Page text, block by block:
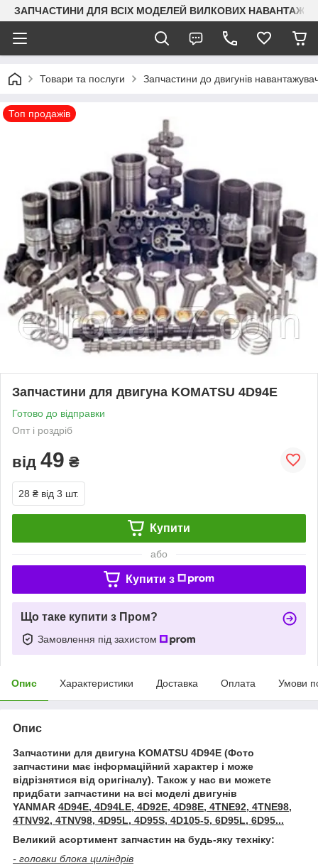
ЗАПЧАСТИНИ ДЛЯ ВСІХ МОДЕЛЕЙ ВИЛКОВИХ
Товари та послуги Запчастини до двигунів
Топ продажів
Запчастини для двигуна KOMATSU 4D94E
Готово до відправки
Опт і роздріб
від 49 ₴
28 ₴ від 3 шт.
Купити
або
Купити з
Що таке купити з Пром?
Замовлення під захистом
Опис Характеристики Доставка Оплата Умови
Опис
Запчастини для двигуна KOMATSU 4D94E (Фото
запчастини має інформаційний характер і може
відрізнятися від оригіналу). Також у нас ви можете
придбати запчастини на всі моделі двигунів
YANMAR 4D94E, 4D94LE, 4D92E, 4D98E, 4TNE92, 4TNE98,
4TNV92, 4TNV98, 4D95L, 4D95S, 4D105-5, 6D95L, 6D95...
Великий асортимент запчастин на будь-яку техніку:
- головки блока циліндрів